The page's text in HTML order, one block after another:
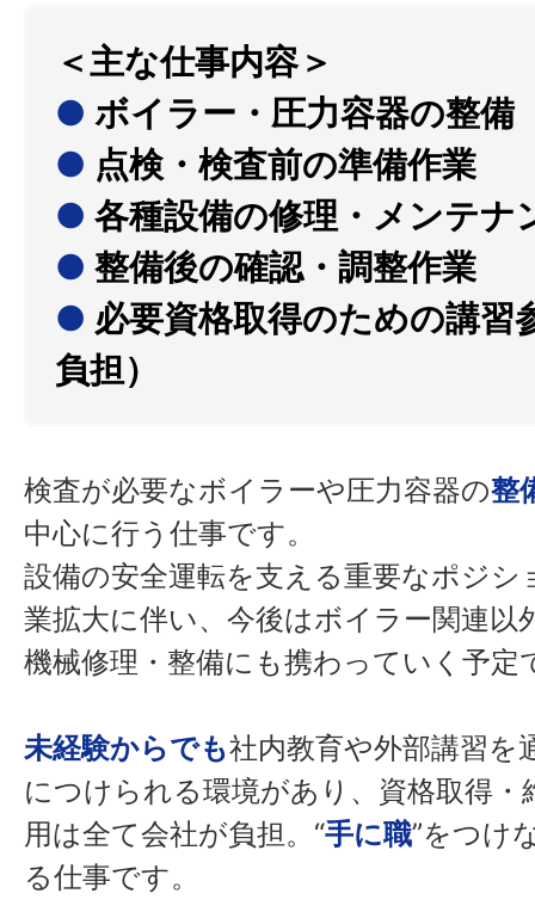
＜主な仕事内容＞
● ボイラー・圧力容器の整備
● 点検・検査前の準備作業
● 各種設備の修理・メンテナ
● 整備後の確認・調整作業
● 必要資格取得のための講習
負担）
検査が必要なボイラーや圧力容器の整
中心に行う仕事です。
設備の安全運転を支える重要なポジシ
業拡大に伴い、今後はボイラー関連以
機械修理・整備にも携わっていく予定
未経験からでも社内教育や外部講習を
につけられる環境があり、資格取得・
用は全て会社が負担。“手に職”をつけ
る仕事です。